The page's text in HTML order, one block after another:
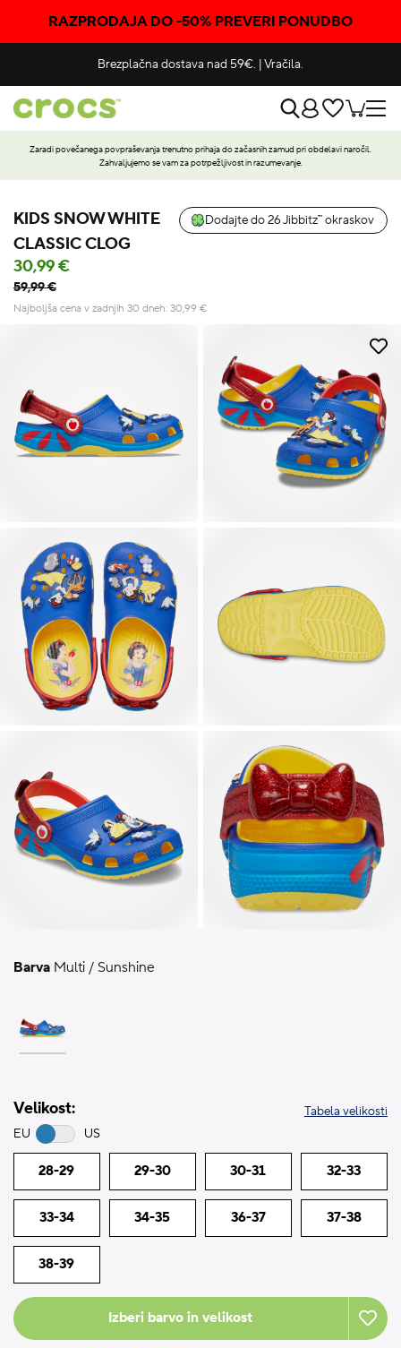
RAZPRODAJA DO -50% PREVERI PONUDBO
Brezplačna dostava nad 59€. |Vračila.
Zaradi povečanega povpraševanja trenutno prihaja do začasnih zamud pri obdelavi naročil.
Zahvaljujemo se vam za potrpežljivost in razumevanje.
KIDS SNOW WHITE
CLASSIC CLOG
Dodajte do 26 Jibbitz™ okraskov
30,99 €
59,99 €
Najboljša cena v zadnjih 30 dneh: 30,99 €
Barva Multi / Sunshine
Velikost:
EU US
Tabela velikosti
28-29 29-30 30-31 32-33
33-34 34-35 36-37 37-38
38-39
Izberi barvo in velikost